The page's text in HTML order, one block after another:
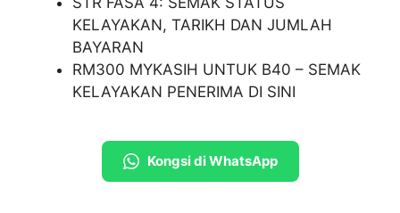
KELAYAKAN, TARIKH DAN JUMLAH
BAYARAN
RM300 MYKASIH UNTUK B40 – SEMAK
KELAYAKAN PENERIMA DI SINI
Kongsi di WhatsApp